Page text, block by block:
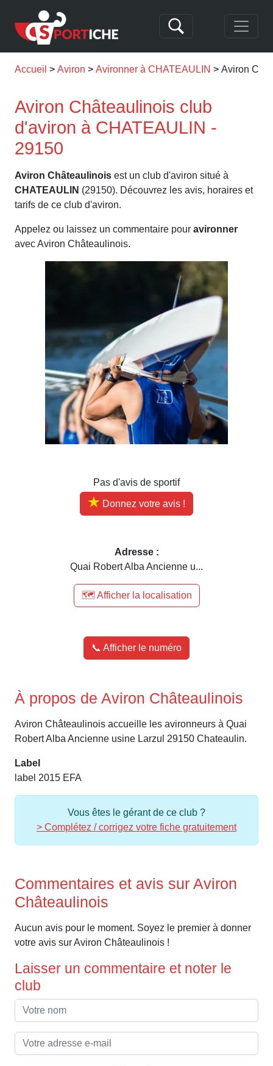
Accueil Aviron Avironner à CHATEAULIN Aviron
Aviron Châteaulinois club
d'aviron à CHATEAULIN -
29150
Aviron Châteaulinois est un club d'aviron situé à
CHATEAULIN (29150). Découvrez les avis, horaires et
tarifs de ce club d'aviron.
Appelez ou laissez un commentaire pour avironner
avec Aviron Châteaulinois.
Pas d'avis de sportif
Donnez votre avis !
Adresse :
Quai Robert Alba Ancienne u...
🗺️ Afficher la localisation
📞 Afficher le numéro
À propos de Aviron Châteaulinois
Aviron Châteaulinois accueille les avironneurs à Quai
Robert Alba Ancienne usine Larzul 29150 Chateaulin.
Label
label 2015 EFA
Vous êtes le gérant de ce club ?
> Complétez / corrigez votre fiche gratuitement
Commentaires et avis sur Aviron
Châteaulinois
Aucun avis pour le moment. Soyez le premier à donner
votre avis sur Aviron Châteaulinois !
Laisser un commentaire et noter le
club